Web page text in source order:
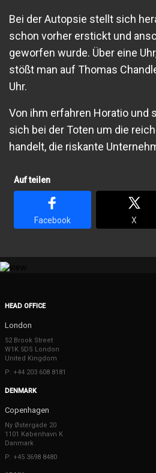
Bei der Autopsie stellt sich
schon vorher erstickt und
geworfen wurde. Über eine
stößt man auf Thomas
Uhr.
Von ihm erfahren Horatio und
sich bei der Toten um die
handelt, die riskante
Auf teilen
Facebook X
HEAD OFFICE
London
52 Brook Street
W1K 5DS London
United Kingdom
P: +44 203 608 8181
DENMARK
Copenhagen
Ny Østergade 20
1101 København K
Danmark
P: +45 3698 8480